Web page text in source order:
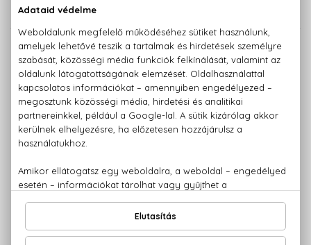
30.960 Ft
Chloé L'Eau De Parfum
Intense
Utántölthető Eau De Parfum
19.140 Ft -tól
Chloé Rose Naturelle Intense
Eau De Parfum Intense